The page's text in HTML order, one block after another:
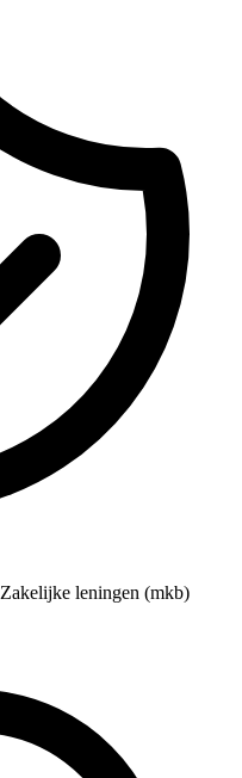
Zakelijke leningen (mkb)